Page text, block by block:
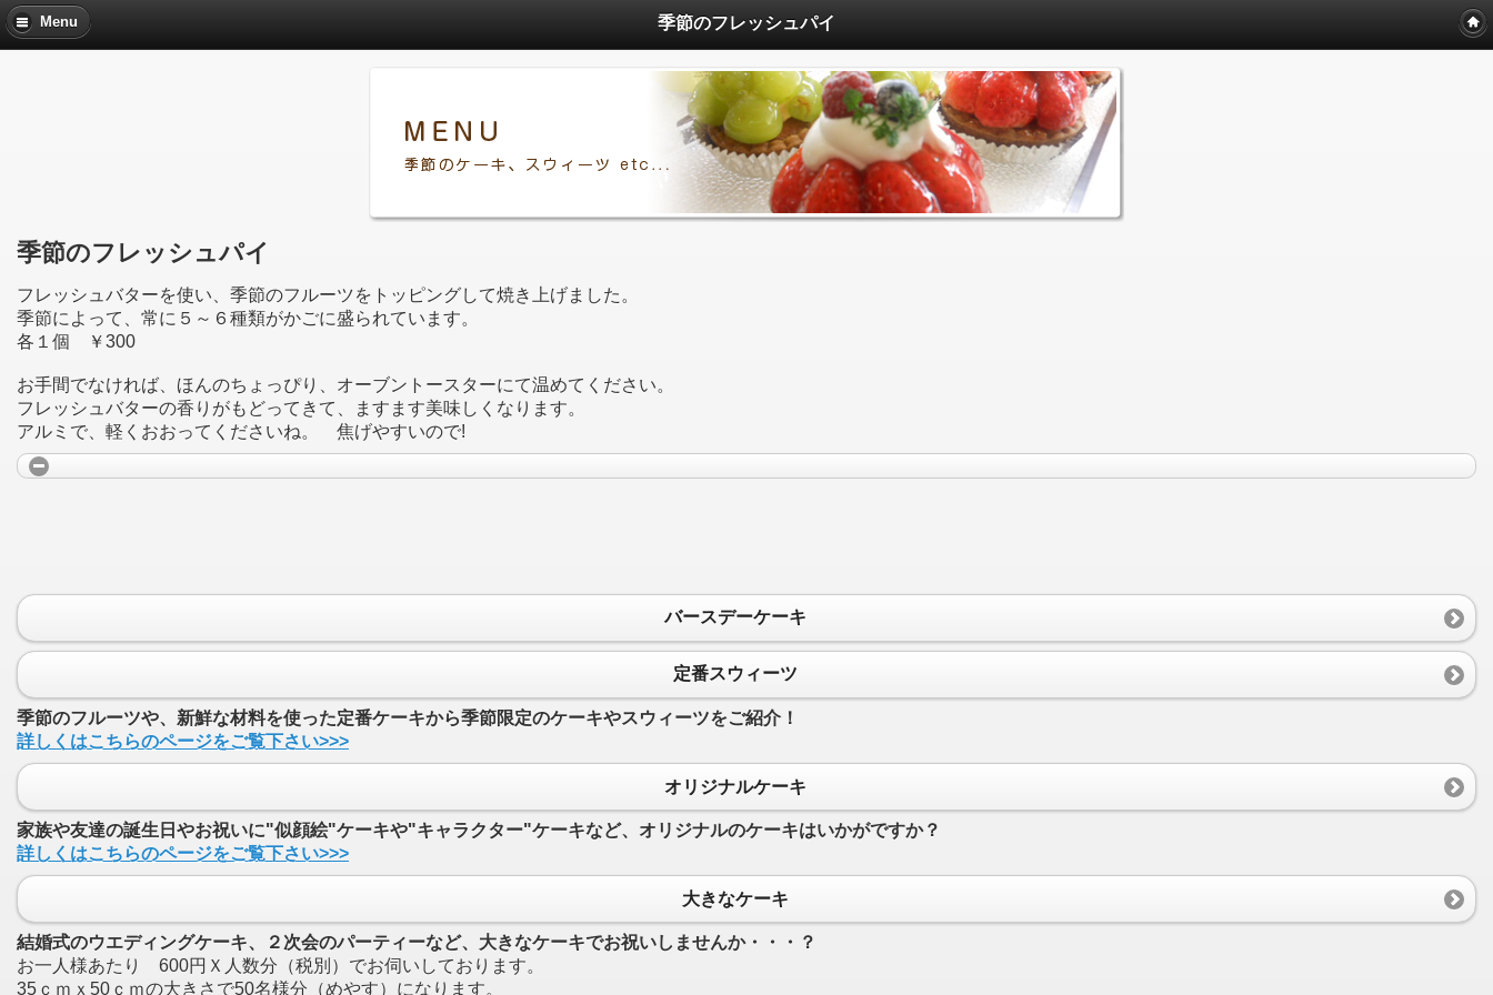
Menu 季節のフレッシュパイ
季節のフレッシュパイ
フレッシュバターを使い、季節のフルーツをトッピングして焼き上げました。
季節によって、常に５～６種類がかごに盛られています。
各１個 ￥300
お手間でなければ、ほんのちょっぴり、オーブントースターにて温めてください。
フレッシュバターの香りがもどってきて、ますます美味しくなります。
アルミで、軽くおおってくださいね。 焦げやすいので!
バースデーケーキ
定番スウィーツ
季節のフルーツや、新鮮な材料を使った定番ケーキから季節限定のケーキやスウィーツをご紹介！
詳しくはこちらのページをご覧下さい>>>
オリジナルケーキ
家族や友達の誕生日やお祝いに"似顔絵"ケーキや"キャラクター"ケーキなど、オリジナルのケーキはいかがですか？
詳しくはこちらのページをご覧下さい>>>
大きなケーキ
結婚式のウエディングケーキ、２次会のパーティーなど、大きなケーキでお祝いしませんか・・・？
お一人様あたり 600円Ｘ人数分（税別）でお伺いしております。
35ｃｍｘ50ｃｍの大きさで50名様分（めやす）になります。